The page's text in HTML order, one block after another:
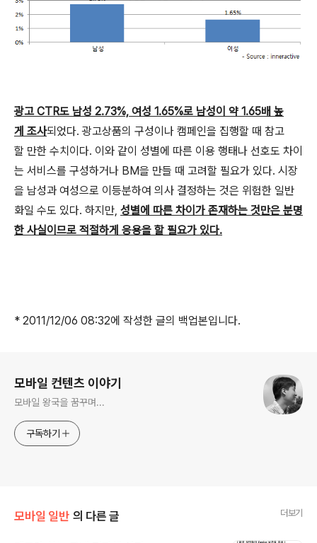
광고 CTR도 남성 2.73%, 여성 1.65%로 남성이 약 1.65배 높
게 조사되었다. 광고상품의 구성이나 캠페인을 집행할 때 참고
할 만한 수치이다. 이와 같이 성별에 따른 이용 행태나 선호도 차이
는 서비스를 구성하거나 BM을 만들 때 고려할 필요가 있다. 시장
을 남성과 여성으로 이등분하여 의사 결정하는 것은 위험한 일반
화일 수도 있다. 하지만, 성별에 따른 차이가 존재하는 것만은 분명
한 사실이므로 적절하게 응용을 할 필요가 있다.
* 2011/12/06 08:32에 작성한 글의 백업본입니다.
모바일 컨텐츠 이야기
모바일 왕국을 꿈꾸며...
구독하기
모바일 일반 의 다른 글 더보기